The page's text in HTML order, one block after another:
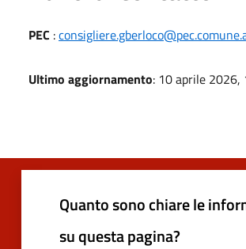
PEC :
Ultimo aggiornamento: 10 aprile 2026,
Quanto sono chiare le
su questa pagina?